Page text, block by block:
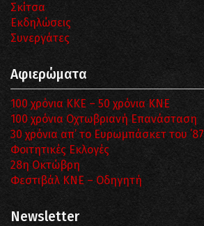
Σκίτσα
Εκδηλώσεις
Συνεργάτες
Αφιερώματα
100 χρόνια ΚΚΕ – 50 χρόνια ΚΝΕ
100 χρόνια Οχτωβριανή Επανάσταση
30 χρόνια απ’ το Ευρωμπάσκετ του ΄87
Φοιτητικές Εκλογές
28η Οκτώβρη
Φεστιβάλ ΚΝΕ – Οδηγητή
Newsletter